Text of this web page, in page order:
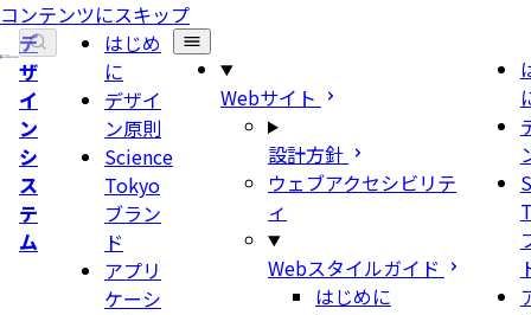
コンテンツにスキップ
デ
ザ
イ
ン
シ
ス
テ
ム
はじめ
に
デザイ
ン原則
Science
Tokyo
ブラン
ド
アプリ
ケーシ
Webサイト
設計方針
ウェブアクセシビリテ
ィ
Webスタイルガイド
はじめに